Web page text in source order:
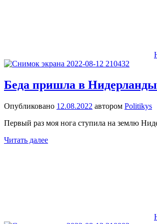
Беда пришла в
Опубликовано 12.08.2022 автором Politikys
Первый раз моя нога ступила на землю
Читать далее